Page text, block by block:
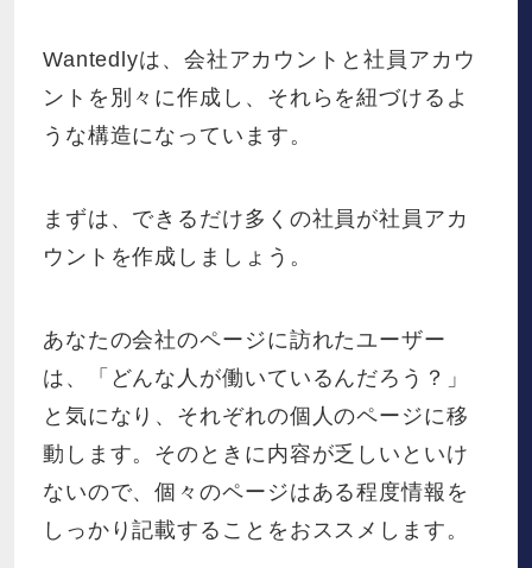
Wantedlyは、会社アカウントと社員アカウ
ントを別々に作成し、それらを紐づけるよ
うな構造になっています。
まずは、できるだけ多くの社員が社員アカ
ウントを作成しましょう。
あなたの会社のページに訪れたユーザー
は、「どんな人が働いているんだろう？」
と気になり、それぞれの個人のページに移
動します。そのときに内容が乏しいといけ
ないので、個々のページはある程度情報を
しっかり記載することをおススメします。